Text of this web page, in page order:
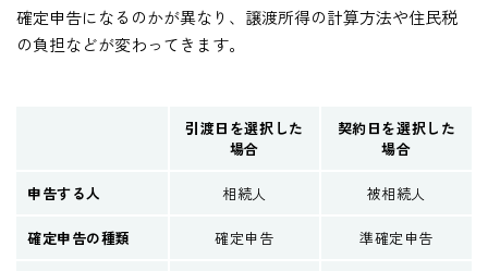
確定申告になるのかが異なり、譲渡所得の計算方法や住民税
の負担などが変わってきます。
引渡日を選択した
場合
契約日を選択した
場合
申告する人 相続人 被相続人
確定申告の種類 確定申告 準確定申告